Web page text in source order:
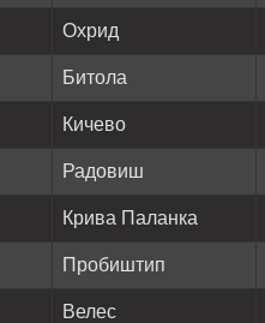
Охрид
Битола
Кичево
Радовиш
Крива Паланка
Пробиштип
Велес